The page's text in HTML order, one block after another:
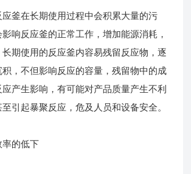
在长期使用过程中会积累大量的污
响反应釜的正常工作，增加能源消耗，
期使用的反应釜内容易残留反应物，逐
，不但影响反应的容量，残留物中的成
产生影响，有可能对产品质量产生不利
引起暴聚反应，危及人员和设备安全。
的低下